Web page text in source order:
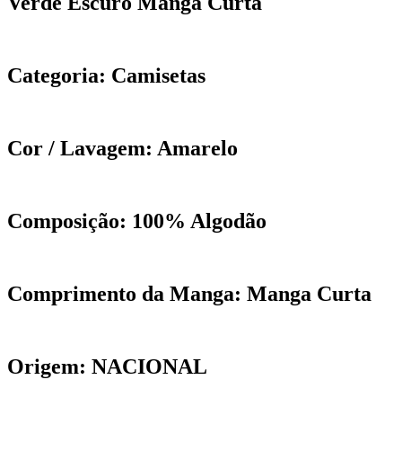
Categoria: Camisetas
Cor / Lavagem: Amarelo
Composição: 100% Algodão
Comprimento da Manga: Manga Curta
Origem: NACIONAL